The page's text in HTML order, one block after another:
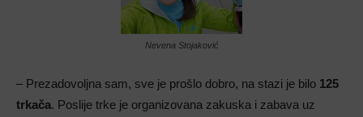
Nevena Stojaković
– Prezadovoljna sam, sve je prošlo dobro, na stazi je bilo 125
trkača. Poslije trke je organizovana zakuska i zabava uz